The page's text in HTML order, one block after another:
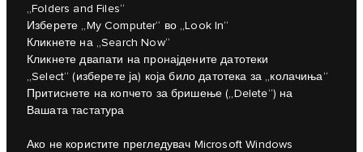
„Folders and Files“
Изберете „My Computer“ во „Look In“
Кликнете на „Search Now“
Кликнете двапати на пронајдените датотеки
„Select“ (изберете ја) која било датотека за „колачиња“
Притиснете на копчето за бришење („Delete“) на
Вашата тастатура
Ако не користите прегледувач Microsoft Windows